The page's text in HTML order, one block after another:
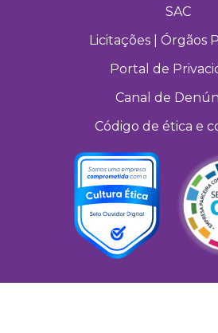
SAC
Licitações | Órgãos
Portal de
Canal de
Código de ética e